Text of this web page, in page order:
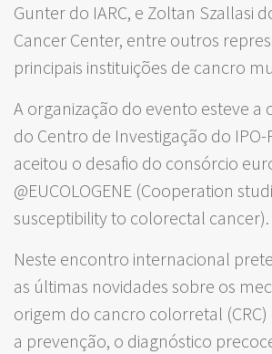
Gunter do IARC, e Zoltan Szallasi
Cancer Center, entre outros
principais instituições de cancro
A organização do evento esteve a
do Centro de Investigação do
aceitou o desafio do consórcio
@EUCOLOGENE (Cooperation
susceptibility to colorectal cancer).
Neste encontro internacional
as últimas novidades sobre os
origem do cancro colorretal
a prevenção, o diagnóstico